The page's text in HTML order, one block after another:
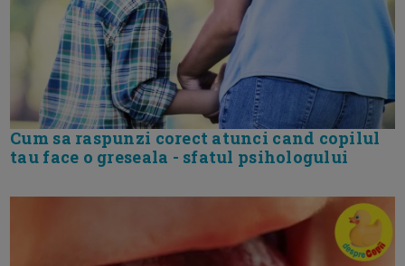
Cum sa raspunzi corect atunci cand copilul
tau face o greseala - sfatul psihologului